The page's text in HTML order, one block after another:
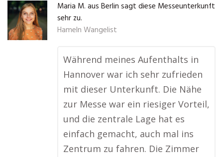
Maria M. aus Berlin sagt diese Messeunterkunft
sehr zu.
Hameln Wangelist
Während meines Aufenthalts in
Hannover war ich sehr zufrieden
mit dieser Unterkunft. Die Nähe
zur Messe war ein riesiger Vorteil,
und die zentrale Lage hat es
einfach gemacht, auch mal ins
Zentrum zu fahren. Die Zimmer